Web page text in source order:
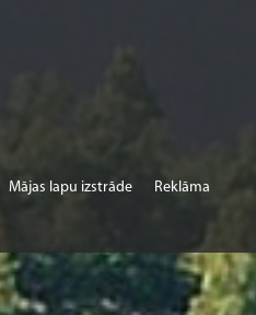
Mājas lapu izstrāde Reklāma